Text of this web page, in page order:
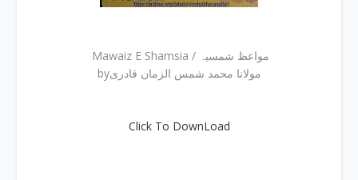
Mawaiz E Shamsia / مواعظ شمسیہ
byمولانا محمد شمس الزمان قادری
Click To DownLoad